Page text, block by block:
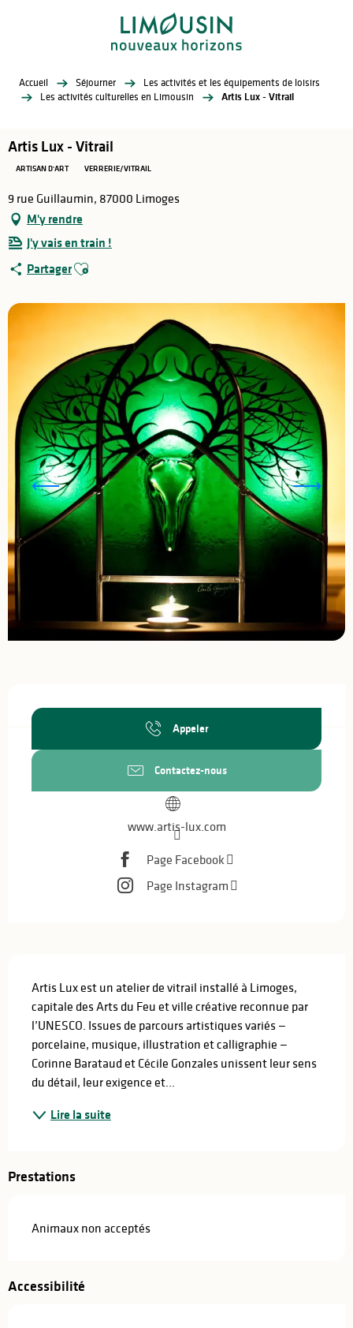
Accueil Séjourner
Les activités et les équipements de loisirs
Les activités culturelles en Limousin
Artis Lux - Vitrail
Artis Lux - Vitrail
ARTISAN D'ART VERRERIE/VITRAIL
9 rue Guillaumin, 87000 Limoges
M'y rendre
J'y vais en train !
PartagerAjouter aux favoris
Appeler
Contactez-nous
www.artis-lux.com
Page Facebook
Page Instagram
Artis Lux est un atelier de vitrail installé à Limoges,
capitale des Arts du Feu et ville créative reconnue par
l’UNESCO. Issues de parcours artistiques variés —
porcelaine, musique, illustration et calligraphie —
Corinne Barataud et Cécile Gonzales unissent leur sens
du détail, leur exigence et...
Lire la suite
Prestations
Animaux non acceptés
Accessibilité